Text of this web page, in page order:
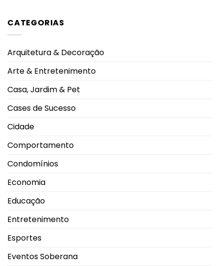
oncológico
do
mundo
2026
Brasileiro
Felipe
Neto
Juliane
viagem
CATEGORIAS
Arquitetura & Decoração
Arte & Entretenimento
Casa, Jardim & Pet
Cases de Sucesso
Cidade
Comportamento
Condomínios
Economia
Educação
Entretenimento
Esportes
Eventos Soberana